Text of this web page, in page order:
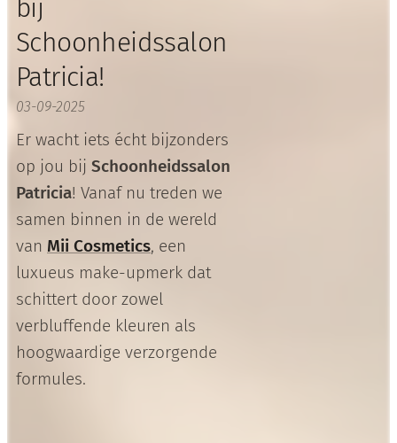
bij
Schoonheidssalon
Patricia!
03-09-2025
Er wacht iets écht bijzonders
op jou bij Schoonheidssalon
Patricia! Vanaf nu treden we
samen binnen in de wereld
van Mii Cosmetics, een
luxueus make-upmerk dat
schittert door zowel
verbluffende kleuren als
hoogwaardige verzorgende
formules.